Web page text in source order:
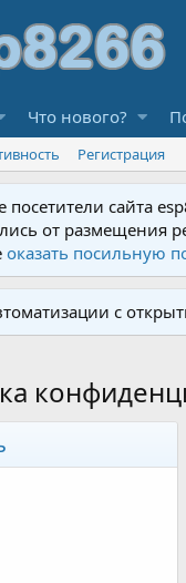
Что нового?
Регистрация
сайта
от размещения
оказать посильную
с